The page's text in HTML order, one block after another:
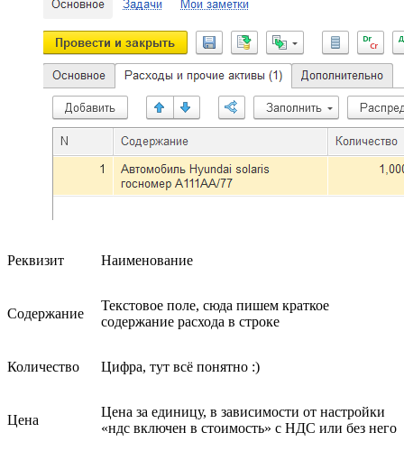
Реквизит Наименование
Содержание
Текстовое поле, сюда пишем краткое
содержание расхода в строке
Количество Цифра, тут всё понятно :)
Цена
Цена за единицу, в зависимости от настройки
«ндс включен в стоимость» с НДС или без него